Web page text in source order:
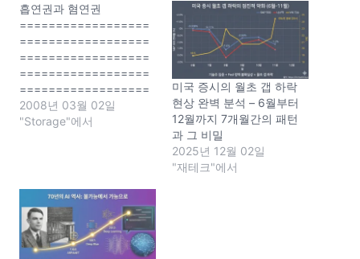
.
흡연권과 혐연권
==================
==================
==================
==================
==================
============== P.S.
다음 아고라 매듭님과 금수
있다. 라는 문구가 문제가
되나 보군요... 이 글에서의
인정받을 '수' 있다는 말은
'협연권이 침해당하고 있지
2008년 03월 02일
"Storage"에서
미국 증시의 월초 갭 하락
현상 완벽 분석 – 6월부터
12월까지 7개월간의 패턴
과 그 비밀
2025년 12월 02일
"재테크"에서